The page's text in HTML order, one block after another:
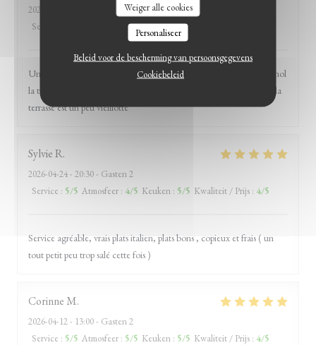
Weiger alle cookies
Personaliseer
Beleid voor de bescherming van persoonsgegevens
Cookiebeleid
2026-06-07
- 12:30 - Gasten 4
Service
5/5 Keuken:5/5
Un accueil chaleureux des plats goûteux et généreux Seul petit bémol
la terrasse est un peu vieillotte Une bonne adresse Seul petit bemol la
terrasse est un peu vieillotte
SylvieR
2026-04-24 - 20:30 - Gasten 2
Service : 5/5 Atmosfeer : 4/5 Keuken : 5/5 Kwaliteit / Prijs : 4/5
Service agréable, vrais plats italien, plats bons , copieux et frais ( un
tout petit peu trop salé cette fois )
Corinne M
2026-04-12- 13:00 - Gasten 2
Service : 5/5 Atmosfeer : 5/5 Keuken : 5/5 Kwaliteit / Prijs : 4/5